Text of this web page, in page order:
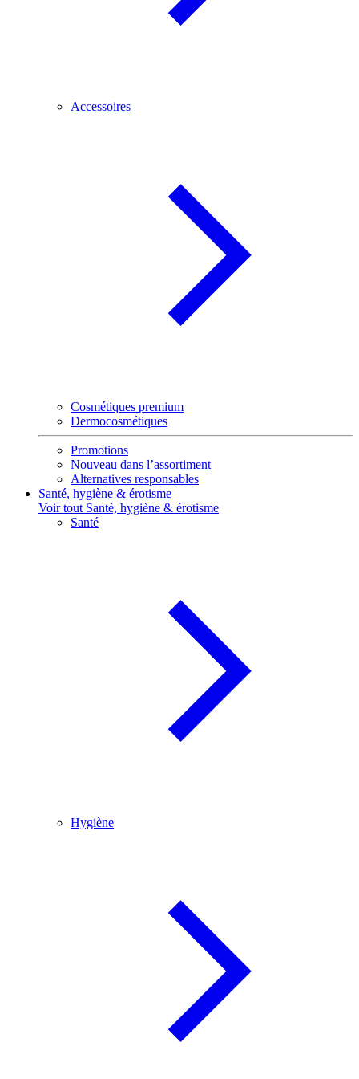
Accessoires
Cosmétiques premium
Dermocosmétiques
Promotions
Nouveau dans l’assortiment
Alternatives responsables
Santé, hygiène & érotisme
Voir tout Santé, hygiène & érotisme
Santé
Hygiène